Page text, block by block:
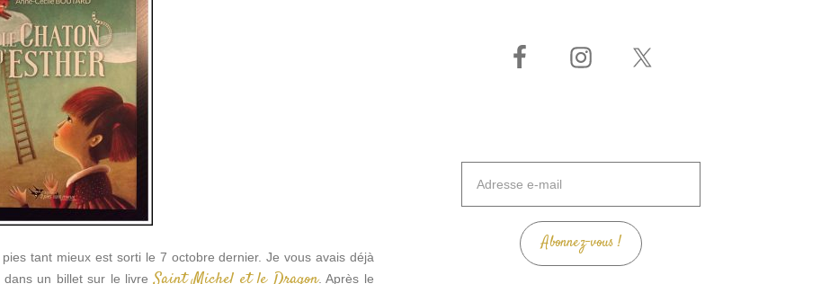
tant mieux est sorti le 7 octobre dernier. Je vous avais déjà
dans un billet sur le livre
. Après le
mail
Abonnez-vous !